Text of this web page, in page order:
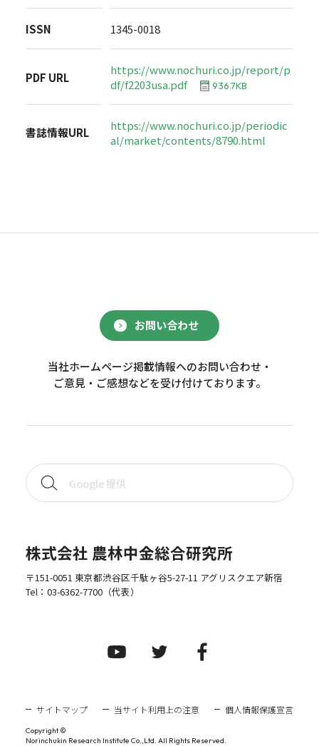
ISSN 1345-0018
PDF URL
https://www.nochuri.co.jp/report/p
df/f2203usa.pdf
936.7KB
書誌情報URL
https://www.nochuri.co.jp/periodic
al/market/contents/8790.html
お問い合わせ
当社ホームページ掲載情報へのお問い合わせ・
ご意見・ご感想などを受け付けております。
株式会社 農林中金総合研究所
〒151-0051 東京都渋谷区千駄ヶ谷5-27-11 アグリスクエア新宿
Tel： 03-6362-7700（代表）
サイトマップ 当サイト利用上の注意 個人情報保護宣言
Copyright ©
Norinchukin Research Institute Co.,Ltd. All Rights Reserved.